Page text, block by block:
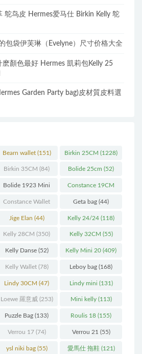
顏色最好 Hermes 凱莉包Kelly 25
Bearn wallet(151) Birkin 25CM(1228)
Birkin 35CM(84) Bolide 25cm(52)
Bolide 1923 Mini
(93)
Constance 19CM
(571)
Constance Wallet
(60)
Geta bag (44)
Jige Elan(44) Kelly 24/24(118)
Kelly 28CM(350) Kelly 32CM(55)
Kelly Danse(52) Kelly Mini 20(409)
Kelly Wallet(78) Leboy bag (168)
Lindy 30CM(47) Lindy mini (131)
Loewe 羅意威(253) Mini kelly(113)
Puzzle Bag(133) Roulis 18(155)